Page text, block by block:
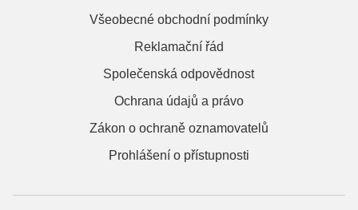
Všeobecné obchodní podmínky
Reklamační řád
Společenská odpovědnost
Ochrana údajů a právo
Zákon o ochraně oznamovatelů
Prohlášení o přístupnosti